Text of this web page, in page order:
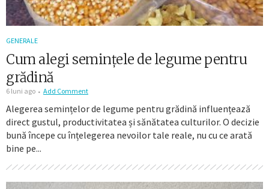
GENERALE
Cum alegi semințele de legume pentru
grădină
6 luni ago Add Comment
Alegerea semințelor de legume pentru grădină influențează
direct gustul, productivitatea și sănătatea culturilor. O decizie
bună începe cu înțelegerea nevoilor tale reale, nu cu ce arată
bine pe...